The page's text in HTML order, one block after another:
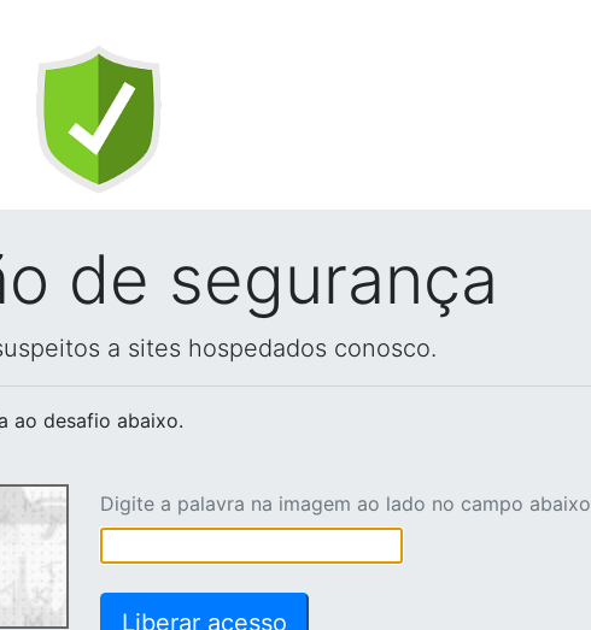
de segurança
a sites hospedados conosco.
ao desafio abaixo.
Digite a palavra na imagem ao lado no campo abaixo